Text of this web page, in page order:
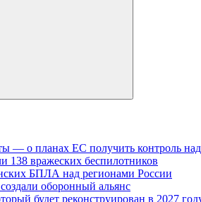
Поиск
— о планах ЕС получить контроль
138 вражеских беспилотников
БПЛА над регионами России
оборонный альянс
будет реконструирован в 2027